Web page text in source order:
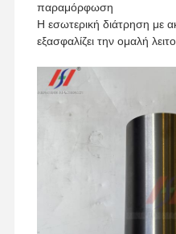
παραμόρφωση
Η εσωτερική διάτρηση με
εξασφαλίζει την ομαλή